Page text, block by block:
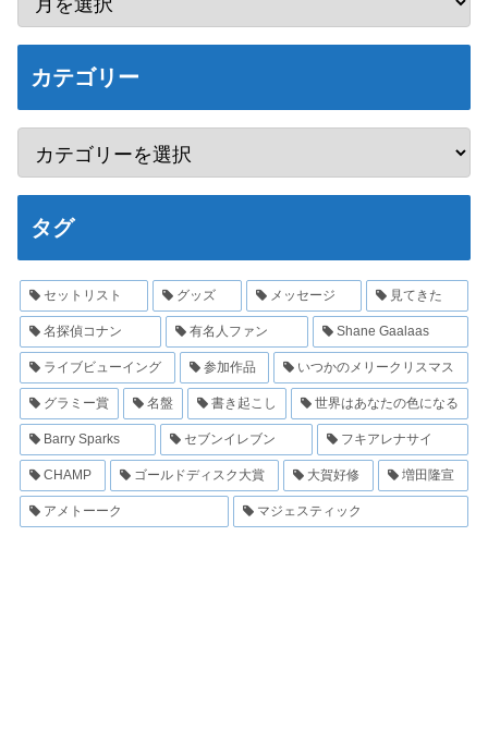
カテゴリー
タグ
セットリスト グッズ メッセージ 見てきた
名探偵コナン 有名人ファン Shane Gaalaas
ライブビューイング 参加作品 いつかのメリークリスマス
グラミー賞 名盤 書き起こし 世界はあなたの色になる
Barry Sparks セブンイレブン フキアレナサイ
CHAMP ゴールドディスク大賞 大賀好修 増田隆宣
アメトーーク マジェスティック